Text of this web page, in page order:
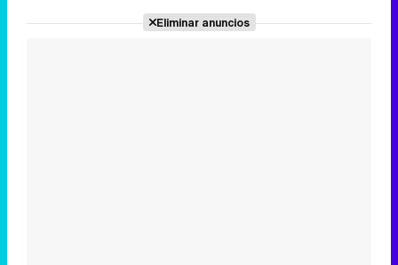
Eliminar anuncios